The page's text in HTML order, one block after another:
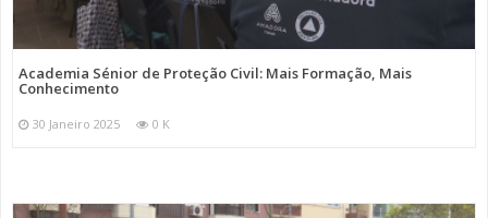
Academia Sénior de Proteção Civil: Mais Formação, Mais
Conhecimento
30 Janeiro 2025 0 K